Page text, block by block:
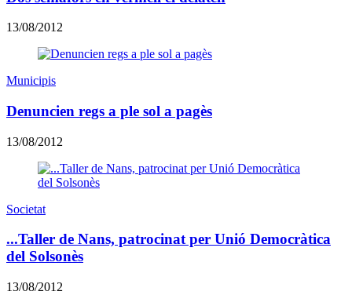
13/08/2012
Municipis
Denuncien regs a ple sol a pagès
13/08/2012
Societat
...Taller de Nans, patrocinat per Unió Democràtica
del Solsonès
13/08/2012